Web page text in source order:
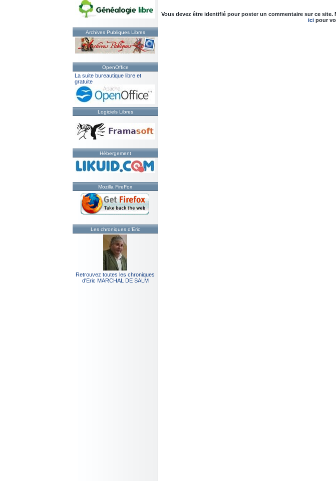
Archives Publiques Libres
OpenOffice
La suite bureautique libre et
gratuite
Logiciels Libres
Hébergement
Mozilla FireFox
Les chroniques d'Eric
Retrouvez toutes les chroniques
d'Eric MARCHAL DE SALM
Vous devez être identifié pour poster un commentaire sur ce
ici pour